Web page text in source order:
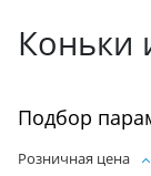
Коньки
Подбор
Розничная цена